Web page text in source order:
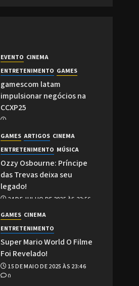
EVENTO CINEMA
ENTRETENIMENTO GAMES
gamescom latam
impulsionar negócios na
CCXP25
0
GAMES ARTIGOS CINEMA
ENTRETENIMENTO MÚSICA
Ozzy Osbourne: Príncipe
das Trevas deixa seu
legado!
24 DE JULHO DE 2025 ÀS 22:56
GAMES CINEMA
ENTRETENIMENTO
Super Mario World O Filme
Foi Revelado!
15 DE MAIO DE 2025 ÀS 23:46
0